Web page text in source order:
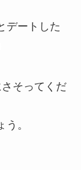
デートした
そってくだ
。